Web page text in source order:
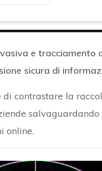
e tracciamento
sicura di
di contrastare la
online.